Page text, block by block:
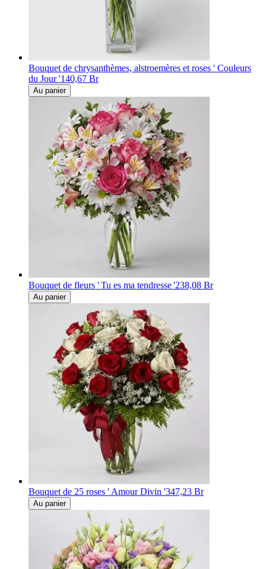
Bouquet de chrysanthèmes, alstroemères et roses ' Couleurs
du Jour '140,67 Br
Au panier
Bouquet de fleurs ' Tu es ma tendresse '238,08 Br
Au panier
Bouquet de 25 roses ' Amour Divin '347,23 Br
Au panier